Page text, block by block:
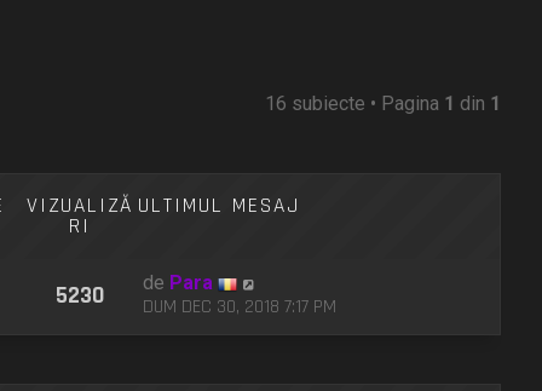
16 subiecte • Pagina 1 din 1
VIZUALIZĂ
RI
ULTIMUL MESAJ
5230 de Para
DUM DEC 30, 2018 7:17 PM